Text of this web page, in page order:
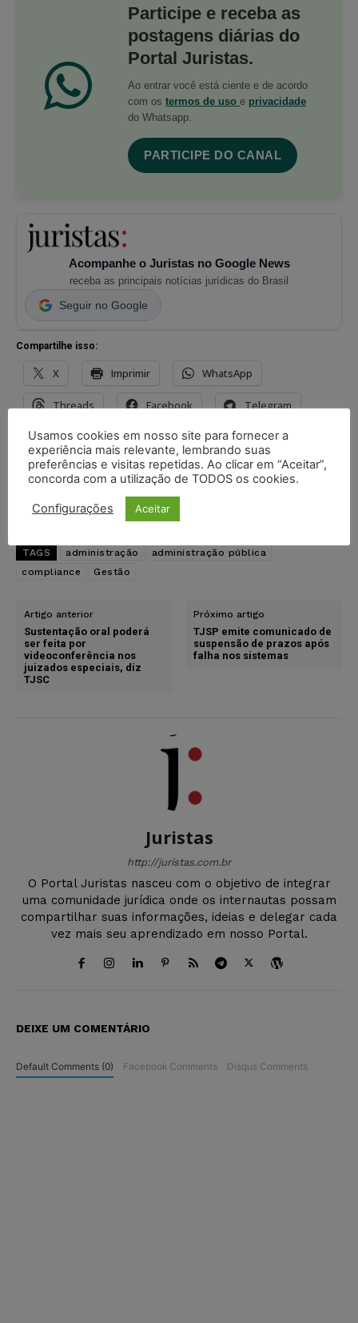
Participe e receba as
postagens diárias do
Portal Juristas.
Ao entrar você está ciente e de acordo
com os termos de uso e privacidade
do Whatsapp.
PARTICIPE DO CANAL
Acompanhe o Juristas no Google News
receba as principais notícias jurídicas do Brasil
Seguir no Google
Compartilhe isso:
X Imprimir WhatsApp
Threads Facebook Telegram
Pinterest Tumblr Reddit
Nextdoor E-mail Mastodon
LinkedIn
TAGS administração
administração pública
compliance
Gestão
Artigo anterior
Sustentação oral poderá
ser feita por
videoconferência nos
juizados especiais, diz
TJSC
Próximo artigo
TJSP emite comunicado de
suspensão de prazos após
falha nos sistemas
Juristas
http://juristas.com.br
O Portal Juristas nasceu com o objetivo de integrar
uma comunidade jurídica onde os internautas possam
compartilhar suas informações, ideias e delegar cada
vez mais seu aprendizado em nosso Portal.
DEIXE UM COMENTÁRIO
Default Comments (0) Facebook Comments Disqus Comments
Usamos cookies em nosso site para fornecer a
experiência mais relevante, lembrando suas
preferências e visitas repetidas. Ao clicar em “Aceitar”,
concorda com a utilização de TODOS os cookies.
Configurações Aceitar